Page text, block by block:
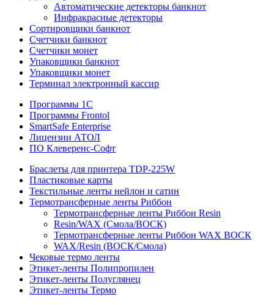
Автоматические детекторы банкнот
Инфракрасные детекторы
Сортировщики банкнот
Счетчики банкнот
Счетчики монет
Упаковщики банкнот
Упаковщики монет
Терминал электронный кассир
Программы 1C
Программы Frontol
SmartSafe Enterprise
Лицензии АТОЛ
ПО Клеверенс-Софт
Браслеты для принтера TDP-225W
Пластиковые карты
Текстильные ленты нейлон и сатин
Термотрансферные ленты Риббон
Термотрансферные ленты Риббон Resin
Resin/WAX (Смола/ВОСК)
Термотрансферные ленты Риббон WAX ВОСК
WAX/Resin (ВОСК/Смола)
Чековые термо ленты
Этикет-ленты Полипропилен
Этикет-ленты Полуглянец
Этикет-ленты Термо